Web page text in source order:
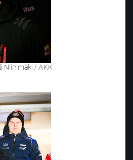
Niinimäki / AKK